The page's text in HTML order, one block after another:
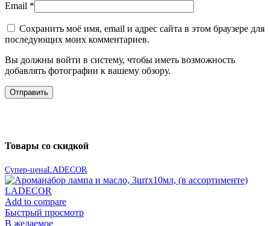
Email *
Сохранить моё имя, email и адрес сайта в этом браузере для
последующих моих комментариев.
Вы должны войти в систему, чтобы иметь возможность
добавлять фотографии к вашему обзору.
Товары со скидкой
Супер-ценаLADECOR
Add to compare
Быстрый просмотр
В желаемое